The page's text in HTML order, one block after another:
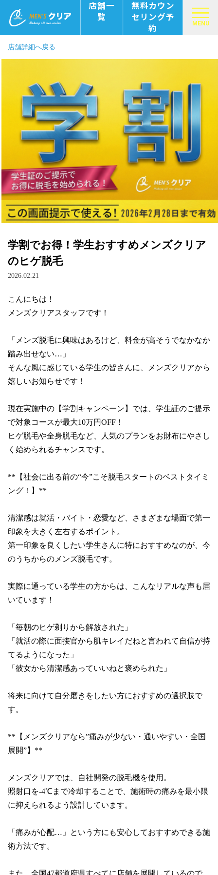
店舗一
覧
無料カウン
セリング予
約
MENU
店舗詳細へ戻る
学割でお得！学生おすすめメンズクリア
のヒゲ脱毛
2026.02.21
こんにちは！
メンズクリアスタッフです！
「メンズ脱毛に興味はあるけど、料金が高そうでなかなか
踏み出せない…」
そんな風に感じている学生の皆さんに、メンズクリアから
嬉しいお知らせです！
現在実施中の【学割キャンペーン】では、学生証のご提示
で対象コースが最大10万円OFF！
ヒゲ脱毛や全身脱毛など、人気のプランをお財布にやさし
く始められるチャンスです。
**【社会に出る前の“今”こそ脱毛スタートのベストタイミ
ング！】**
清潔感は就活・バイト・恋愛など、さまざまな場面で第一
印象を大きく左右するポイント。
第一印象を良くしたい学生さんに特におすすめなのが、今
のうちからのメンズ脱毛です。
実際に通っている学生の方からは、こんなリアルな声も届
いています！
「毎朝のヒゲ剃りから解放された」
「就活の際に面接官から肌キレイだねと言われて自信が持
てるようになった」
「彼女から清潔感あっていいねと褒められた」
将来に向けて自分磨きをしたい方におすすめの選択肢で
す。
**【メンズクリアなら”痛みが少ない・通いやすい・全国
展開”】**
メンズクリアでは、自社開発の脱毛機を使用。
照射口を-4℃まで冷却することで、施術時の痛みを最小限
に抑えられるよう設計しています。
「痛みが心配…」という方にも安心しておすすめできる施
術方法です。
また、全国47都道府県すべてに店舗を展開しているので、